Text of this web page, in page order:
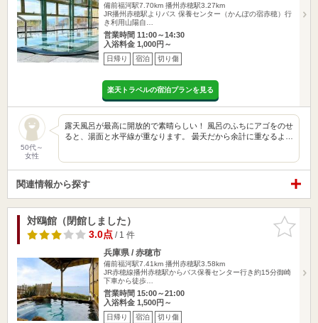
備前福河駅7.70km 播州赤穂駅3.27km
JR播州赤穂駅よりバス 保養センター（かんぽの宿赤穂）行
き利用山陽自…
営業時間 11:00～14:30
入浴料金 1,000円～
日帰り 宿泊 切り傷
楽天トラベルの宿泊プランを見る
50代～
女性
露天風呂が最高に開放的で素晴らしい！ 風呂のふちにアゴをのせ
ると、湯面と水平線が重なります。 曇天だから余計に重なるよ…
関連情報から探す
お気に入
りに追加
対鴎館（閉館しました）
3.0点/ 1 件
兵庫県 / 赤穂市
備前福河駅7.41km 播州赤穂駅3.58km
JR赤穂線播州赤穂駅からバス保養センター行き約15分御崎
下車から徒歩…
営業時間 15:00～21:00
入浴料金 1,500円～
日帰り 宿泊 切り傷